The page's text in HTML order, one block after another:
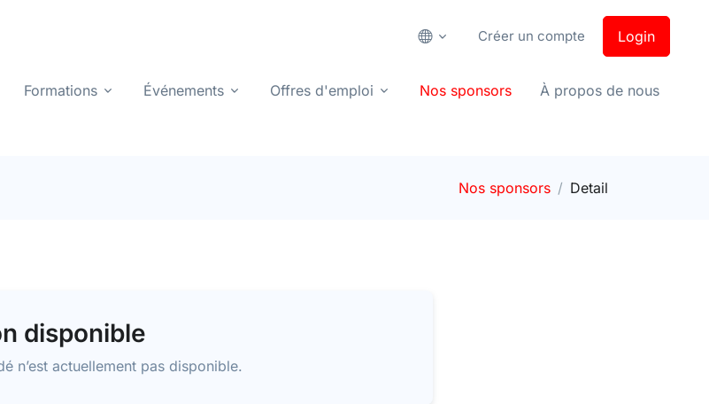
Créer un compte Login
Formations Événements Offres d'emploi Nos sponsors À propos de nous
Nos sponsors Detail
disponible
n’est actuellement pas disponible.